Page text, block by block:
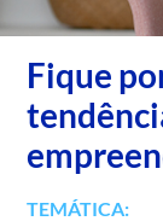
Fique
TEMÁTICA: